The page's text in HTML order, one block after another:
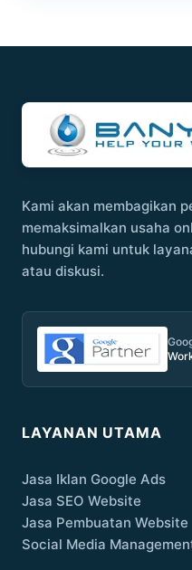
Kami akan membagikan
memaksimalkan usaha
hubungi kami untuk
atau diskusi.
LAYANAN UTAMA
Jasa Iklan Google Ads
Jasa SEO Website
Jasa Pembuatan Website
Social Media